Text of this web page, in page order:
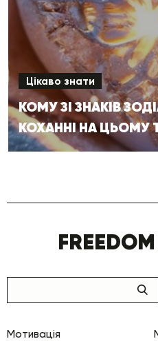
Цікаво знати
КОМУ ЗІ ЗНАКІВ
КОХАННІ НА ЦЬОМУ
FREEDOM
Мотивація